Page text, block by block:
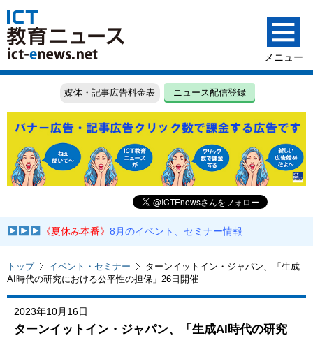
媒体・記事広告料金表 ニュース配信登録
《夏休み本番》8月のイベント、セミナー情報
トップ イベント・セミナー
ターンイットイン・ジャパン、「生成
AI時代の研究における公平性の担保」26日開催
2023年10月16日
ターンイットイン・ジャパン、「生成AI時代の研究